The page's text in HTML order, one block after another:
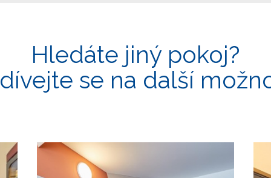
Hledáte jiný pokoj?
se na další